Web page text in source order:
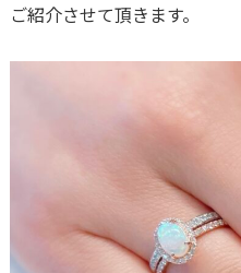
ご紹介させて頂きます。